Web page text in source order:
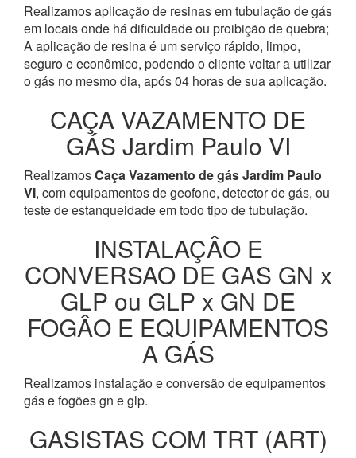
Realizamos aplicação de resinas em tubulação de gás
em locais onde há dificuldade ou proibição de quebra;
A aplicação de resina é um serviço rápido, limpo,
seguro e econômico, podendo o cliente voltar a utilizar
o gás no mesmo dia, após 04 horas de sua aplicação.
CAÇA VAZAMENTO DE
GÁS Jardim Paulo VI
RealizamosCaça Vazamento de gás Jardim Paulo
VI, com equipamentos de geofone, detector de gás, ou
teste de estanqueidade em todo tipo de tubulação.
INSTALAÇÂO E
CONVERSAO DE GAS GN x
GLP ou GLP x GN DE
FOGÂO E EQUIPAMENTOS
A GÁS
Realizamos instalação e conversão de equipamentos
gás e fogões gn e glp.
GASISTAS COM TRT (ART)